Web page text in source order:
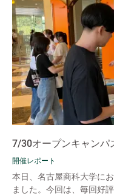
7/30オープンキャンパ
開催レポート
本日、名古屋商科大学に
ました。今回は、毎回好